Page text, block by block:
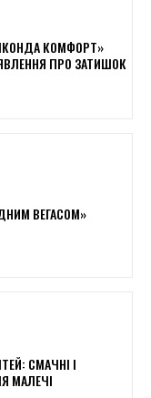
КОМФОРТ»
ПРО ЗАТИШОК
ВЕГАСОМ»
СМАЧНІ І
МАЛЕЧІ